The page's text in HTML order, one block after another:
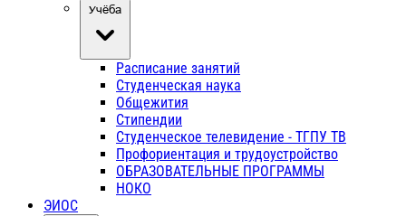
Учёба
Расписание занятий
Студенческая наука
Общежития
Стипендии
Студенческое телевидение - ТГПУ ТВ
Профориентация и трудоустройство
ОБРАЗОВАТЕЛЬНЫЕ ПРОГРАММЫ
НОКО
ЭИОС